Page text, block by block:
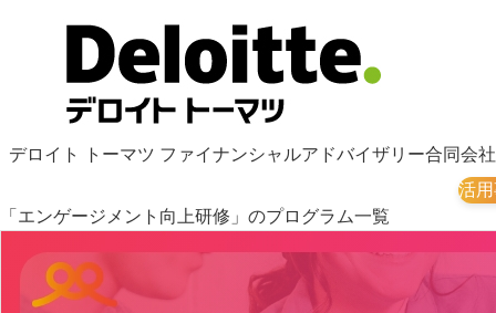
デロイト トーマツ ファイナンシャルアドバイザリー合同会社
活
「エンゲージメント向上研修」のプログラム一覧